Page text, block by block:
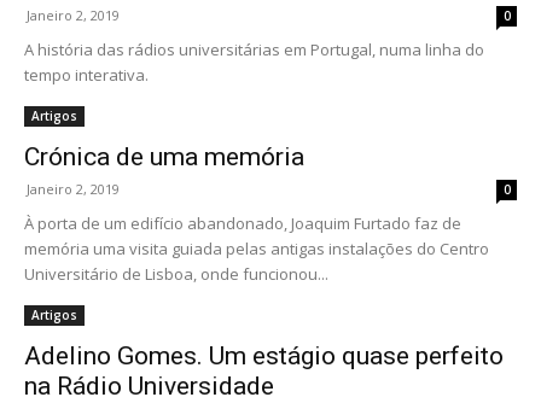
Janeiro 2, 2019 0
A história das rádios universitárias em Portugal, numa linha do
tempo interativa.
Artigos
Crónica de uma memória
Janeiro 2, 2019 0
À porta de um edifício abandonado, Joaquim Furtado faz de
memória uma visita guiada pelas antigas instalações do Centro
Universitário de Lisboa, onde funcionou...
Artigos
Adelino Gomes. Um estágio quase perfeito
na Rádio Universidade